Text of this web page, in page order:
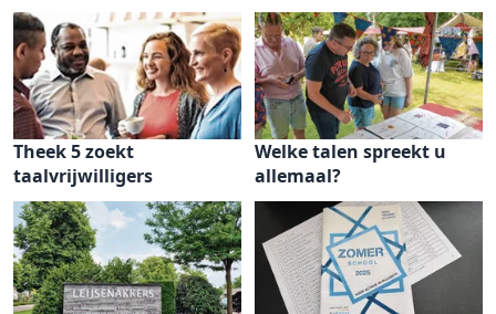
Theek 5 zoekt
taalvrijwilligers
Welke talen spreekt u
allemaal?